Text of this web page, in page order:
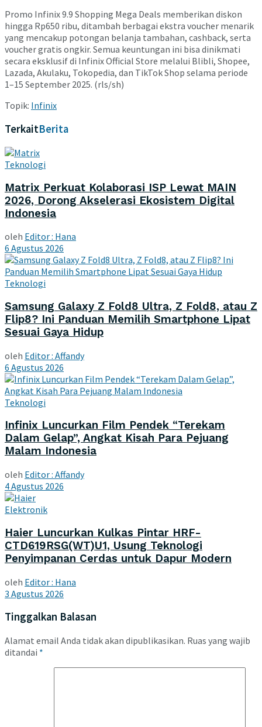
Promo Infinix 9.9 Shopping Mega Deals memberikan diskon
hingga Rp650 ribu, ditambah berbagai ekstra voucher menarik
yang mencakup potongan belanja tambahan, cashback, serta
voucher gratis ongkir. Semua keuntungan ini bisa dinikmati
secara eksklusif di Infinix Official Store melalui Blibli, Shopee,
Lazada, Akulaku, Tokopedia, dan TikTok Shop selama periode
1–15 September 2025. (rls/sh)
Topik: Infinix
TerkaitBerita
Teknologi
Matrix Perkuat Kolaborasi ISP Lewat MAIN
2026, Dorong Akselerasi Ekosistem Digital
Indonesia
oleh Editor : Hana
6 Agustus 2026
Teknologi
Samsung Galaxy Z Fold8 Ultra, Z Fold8, atau Z
Flip8? Ini Panduan Memilih Smartphone Lipat
Sesuai Gaya Hidup
oleh Editor : Affandy
6 Agustus 2026
Teknologi
Infinix Luncurkan Film Pendek “Terekam
Dalam Gelap”, Angkat Kisah Para Pejuang
Malam Indonesia
oleh Editor : Affandy
4 Agustus 2026
Elektronik
Haier Luncurkan Kulkas Pintar HRF-
CTD619RSG(WT)U1, Usung Teknologi
Penyimpanan Cerdas untuk Dapur Modern
oleh Editor : Hana
3 Agustus 2026
Tinggalkan Balasan
Alamat email Anda tidak akan dipublikasikan. Ruas yang wajib
ditandai *